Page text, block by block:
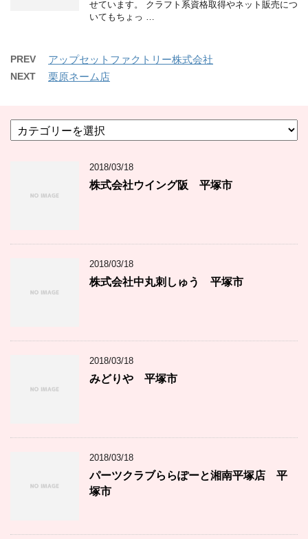
せています。 クラフト系資格取得やネット販売につ
いてもちょっ …
PREV アップセットファクトリー株式会社
NEXT 栗原ネーム店
テ
2018/03/18
株式会社ウイング阪 平塚市
2018/03/18
株式会社中丸刺しゅう 平塚市
2018/03/18
みどりや 平塚市
2018/03/18
パーツクラブららぽーと湘南平塚店 平
塚市